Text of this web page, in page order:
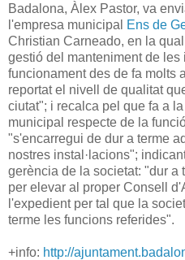
Badalona, Àlex Pastor, va
l'empresa municipal
Ens de
Christian Carneado, en la
gestió del manteniment de les
funcionament des de fa molts
reportat el nivell de qualitat
ciutat"; i recalca pel que fa a
municipal respecte de la
"s'encarregui de dur a terme
nostres instal·lacions";
gerència de la societat: "dur a
per elevar al proper Consell
l'expedient per tal que la
terme les funcions referides".
+info: http://